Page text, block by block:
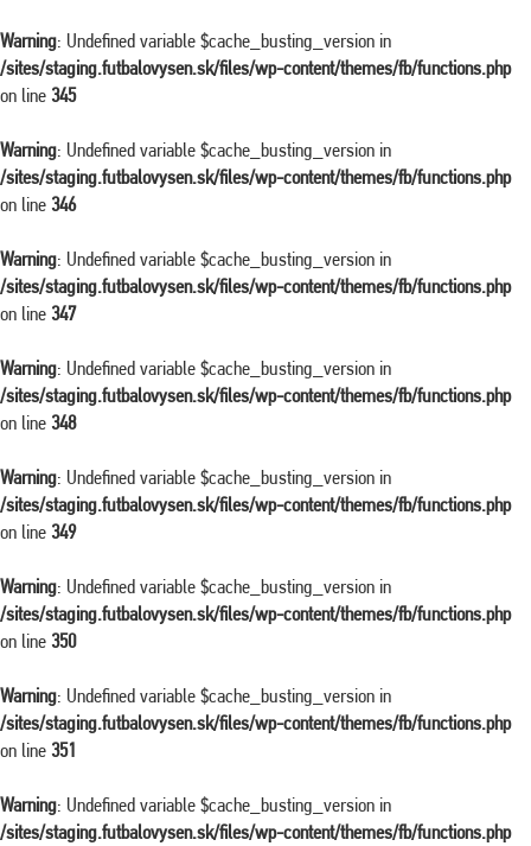
Warning: Undefined variable $cache_busting_version in
/sites/staging.futbalovysen.sk/files/wp-content/themes/fb/functions.php
on line 345
Warning: Undefined variable $cache_busting_version in
/sites/staging.futbalovysen.sk/files/wp-content/themes/fb/functions.php
on line 346
Warning: Undefined variable $cache_busting_version in
/sites/staging.futbalovysen.sk/files/wp-content/themes/fb/functions.php
on line 347
Warning: Undefined variable $cache_busting_version in
/sites/staging.futbalovysen.sk/files/wp-content/themes/fb/functions.php
on line 348
Warning: Undefined variable $cache_busting_version in
/sites/staging.futbalovysen.sk/files/wp-content/themes/fb/functions.php
on line 349
Warning: Undefined variable $cache_busting_version in
/sites/staging.futbalovysen.sk/files/wp-content/themes/fb/functions.php
on line 350
Warning: Undefined variable $cache_busting_version in
/sites/staging.futbalovysen.sk/files/wp-content/themes/fb/functions.php
on line 351
Warning: Undefined variable $cache_busting_version in
/sites/staging.futbalovysen.sk/files/wp-content/themes/fb/functions.php